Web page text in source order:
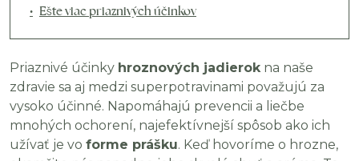
Ešte viac priaznivých účinkov
Priaznivé účinky hroznových jadierokna naše
zdravie sa aj medzi superpotravinami považujú za
vysoko účinné. Napomáhajú prevencii a liečbe
mnohých ochorení, najefektívnejší spôsob ako ich
užívať je vo forme prášku. Keď hovoríme o hrozne,